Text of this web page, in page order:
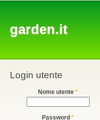
garden.it
Login utente
Nome utente *
Password *